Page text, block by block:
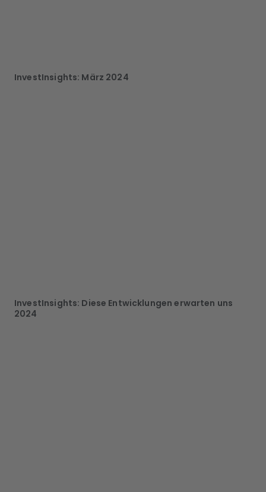
InvestInsights: März 2024
InvestInsights: Diese Entwicklungen erwarten uns
2024